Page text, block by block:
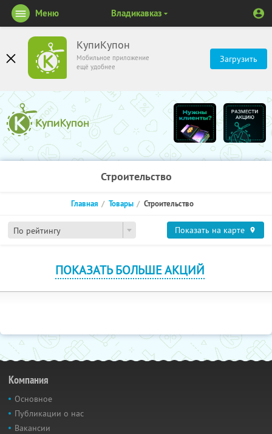
КупиКупон
Мобильное приложение
ещё удобнее
Загрузить
Меню Владикавказ
Строительство
По рейтингу
Главная Товары Строительство
Показать на карте
ПОКАЗАТЬ БОЛЬШЕ АКЦИЙ
Компания
Основное
Публикации о нас
Вакансии